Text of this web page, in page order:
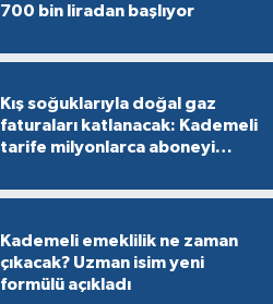
700 bin liradan başlıyor
Kış soğuklarıyla doğal gaz
faturaları katlanacak: Kademeli
tarife milyonlarca aboneyi
Kademeli emeklilik ne zaman
çıkacak? Uzman isim yeni
formülü açıkladı